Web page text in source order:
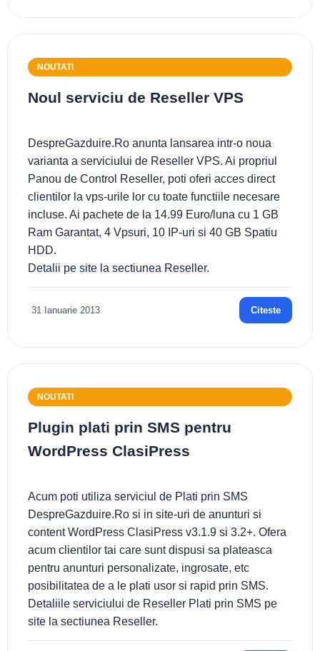
NOUTATI
Noul serviciu de Reseller VPS
DespreGazduire.Ro anunta lansarea intr-o noua
varianta a serviciului de Reseller VPS. Ai propriul
Panou de Control Reseller, poti oferi acces direct
clientilor la vps-urile lor cu toate functiile necesare
incluse. Ai pachete de la 14.99 Euro/luna cu 1 GB
Ram Garantat, 4 Vpsuri, 10 IP-uri si 40 GB Spatiu
HDD.
Detalii pe site la sectiunea Reseller.
31 Ianuarie 2013 Citeste
NOUTATI
Plugin plati prin SMS pentru
WordPress ClasiPress
Acum poti utiliza serviciul de Plati prin SMS
DespreGazduire.Ro si in site-uri de anunturi si
content WordPress ClasiPress v3.1.9 si 3.2+. Ofera
acum clientilor tai care sunt dispusi sa plateasca
pentru anunturi personalizate, ingrosate, etc
posibilitatea de a le plati usor si rapid prin SMS.
Detaliile serviciului de Reseller Plati prin SMS pe
site la sectiunea Reseller.